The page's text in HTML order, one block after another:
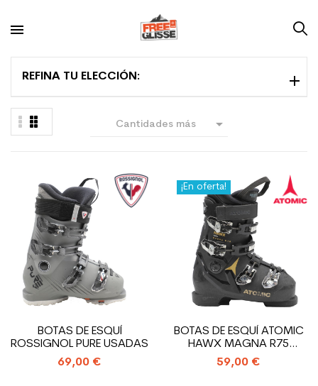
REFINA TU ELECCIÓN:
Cantidades más 
BOTAS DE ESQUÍ
ROSSIGNOL PURE USADAS
69,00 €
BOTAS DE ESQUÍ ATOMIC
HAWX MAGNA R75
USADAS
59,00 €
¡En oferta!